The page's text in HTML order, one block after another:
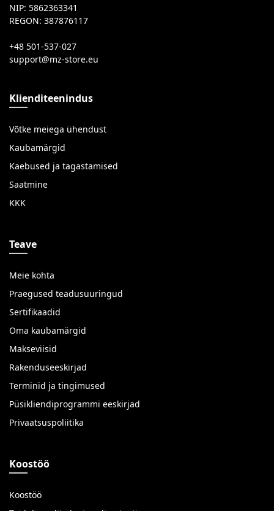
NIP: 5862363341
REGON: 387876117
+48 501-537-027
Klienditeenindus
Võtke meiega ühendust
Kaubamärgid
Kaebused ja tagastamised
Saatmine
KKK
Teave
Meie kohta
Praegused teadusuuringud
Sertifikaadid
Oma kaubamärgid
Makseviisid
Rakenduseeskirjad
Terminid ja tingimused
Püsikliendiprogrammi eeskirjad
Privaatsuspoliitika
Koostöö
Koostöö